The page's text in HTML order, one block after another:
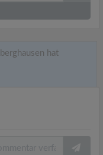
hat